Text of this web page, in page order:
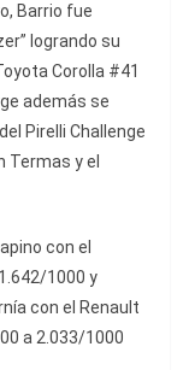
Barrio fue
logrando su
Corolla #41
además se
Pirelli Challenge
Termas y el
con el
1000 y
con el Renault
a 2.033/1000